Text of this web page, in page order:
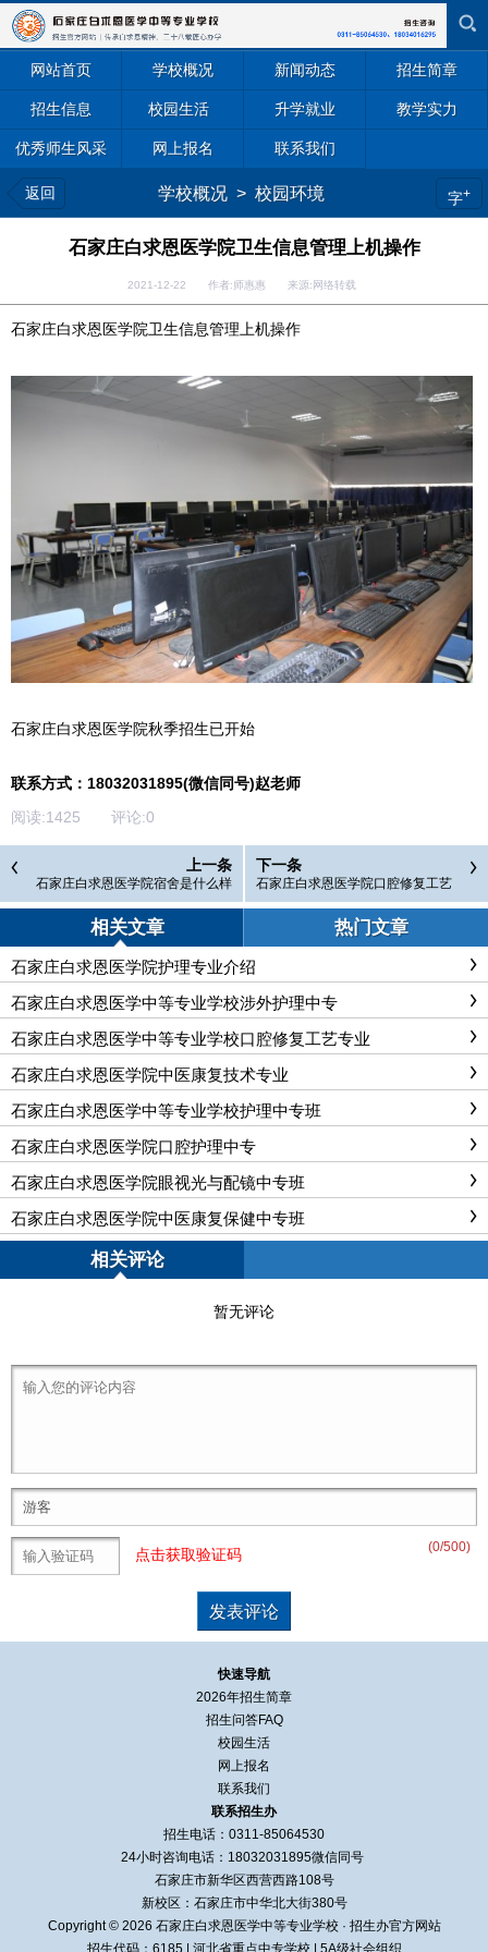
网站首页 学校概况 新闻动态 招生简章
招生信息 校园生活 升学就业 教学实力
优秀师生风采 网上报名 联系我们
返回 学校概况 > 校园环境 字+
石家庄白求恩医学院卫生信息管理上机操作
2021-12-22 作者:师惠惠 来源:网络转载
石家庄白求恩医学院卫生信息管理上机操作
石家庄白求恩医学院秋季招生已开始
联系方式：18032031895(微信同号)赵老师
阅读:1425 评论:0
上一条
石家庄白求恩医学院宿舍是什么样
的？
下一条
石家庄白求恩医学院口腔修复工艺
实训操作
相关文章 热门文章
石家庄白求恩医学院护理专业介绍
石家庄白求恩医学中等专业学校涉外护理中专
石家庄白求恩医学中等专业学校口腔修复工艺专业
石家庄白求恩医学院中医康复技术专业
石家庄白求恩医学中等专业学校护理中专班
石家庄白求恩医学院口腔护理中专
石家庄白求恩医学院眼视光与配镜中专班
石家庄白求恩医学院中医康复保健中专班
相关评论
暂无评论
(0/500)
点击获取验证码
快速导航
2026年招生简章
招生问答FAQ
校园生活
网上报名
联系我们
联系招生办
招生电话：0311-85064530
24小时咨询电话： 18032031895微信同号
石家庄市新华区西营西路108号
新校区：石家庄市中华北大街380号
Copyright © 2026 石家庄白求恩医学中等专业学校 · 招生办官方网站
招生代码：6185
河北省重点中专学校 5A级社会组织